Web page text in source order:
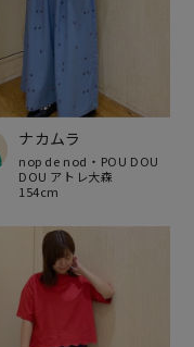
ナカムラ
nop de nod・POU DOU
DOU アトレ大森
154cm